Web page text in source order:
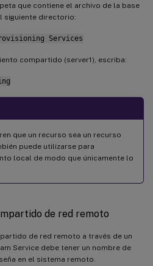
que contiene el archivo de la base
siguiente directorio:
Services
compartido (server1), escriba:
que un recurso sea un recurso
puede utilizarse para
local de modo que únicamente lo
de red remoto
de red remoto a través de un
Service debe tener un nombre de
en el sistema remoto.